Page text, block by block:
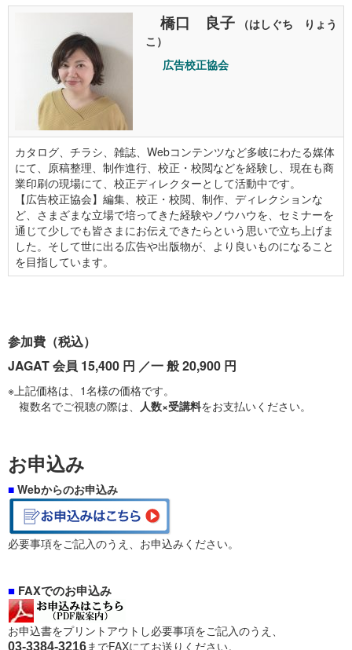
橋口 良子 （はしぐち りょう
こ）
広告校正協会
カタログ、チラシ、雑誌、Webコンテンツなど多岐にわたる媒体
にて、原稿整理、制作進行、校正・校閲などを経験し、現在も商
業印刷の現場にて、校正ディレクターとして活動中です。
【広告校正協会】編集、校正・校閲、制作、ディレクションな
ど、さまざまな立場で培ってきた経験やノウハウを、セミナーを
通じて少しでも皆さまにお伝えできたらという思いで立ち上げま
した。そして世に出る広告や出版物が、より良いものになること
を目指しています。
参加費（税込）
JAGAT 会員 15,400 円 ／一 般 20,900 円
※上記価格は、1名様の価格です。
複数名でご視聴の際は、 人数×受講料をお支払いください。
お申込み
■ Webからのお申込み
必要事項をご記入のうえ、お申込みください。
■ FAXでのお申込み
お申込書をプリントアウトし必要事項をご記入のうえ、
03-3384-3216までFAXにてお送りください。